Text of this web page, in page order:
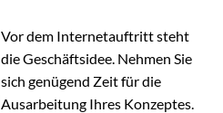
Vor dem Internetauftritt steht
die Geschäftsidee. Nehmen Sie
sich genügend Zeit für die
Ausarbeitung Ihres Konzeptes.